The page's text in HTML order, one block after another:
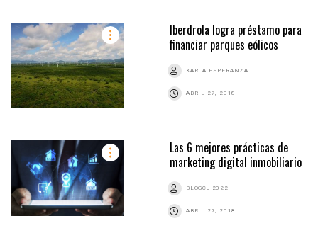
Iberdrola logra préstamo para
financiar parques eólicos
KARLA ESPERANZA
ABRIL 27, 2018
Las 6 mejores prácticas de
marketing digital inmobiliario
BLOGCU 2022
ABRIL 27, 2018